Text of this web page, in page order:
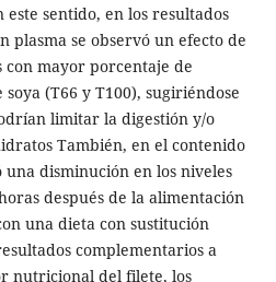
este sentido, en los resultados
plasma se observó un efecto de
con mayor porcentaje de
(T66 y T100), sugiriéndose
limitar la digestión y/o
También, en el contenido
disminución en los niveles
después de la alimentación
una dieta con sustitución
complementarios a
nutricional del filete, los